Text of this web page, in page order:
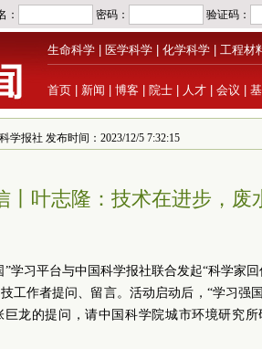
生命科学 医学科学 化学科学 工程材
首页 新闻 博客 院士 人才 会议
学报社 发布时间：2023/12/5 7:32:15
丨叶志隆：技术在进步，废
学习平台与中国科学报社联合发起“科学家
工作者提问、留言。活动启动后，“学习强
龙的提问，请中国科学院城市环境研究